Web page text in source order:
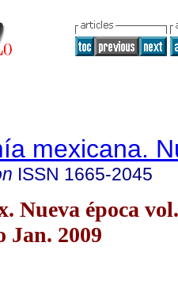
mexicana.
ISSN 1665-2045
Nueva época
Jan. 2009